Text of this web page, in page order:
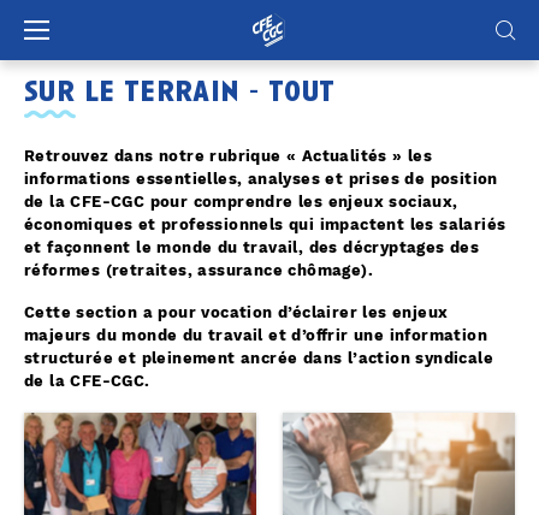
sur le terrain - tout
Retrouvez dans notre rubrique « Actualités » les
informations essentielles, analyses et prises de position
de la CFE-CGC pour comprendre les enjeux sociaux,
économiques et professionnels qui impactent les salariés
et façonnent le monde du travail, des décryptages des
réformes (retraites, assurance chômage).
Cette section a pour vocation d’éclairer les enjeux
majeurs du monde du travail et d’offrir une information
structurée et pleinement ancrée dans l’action syndicale
de la CFE-CGC.
Panneau de gestion des cookies